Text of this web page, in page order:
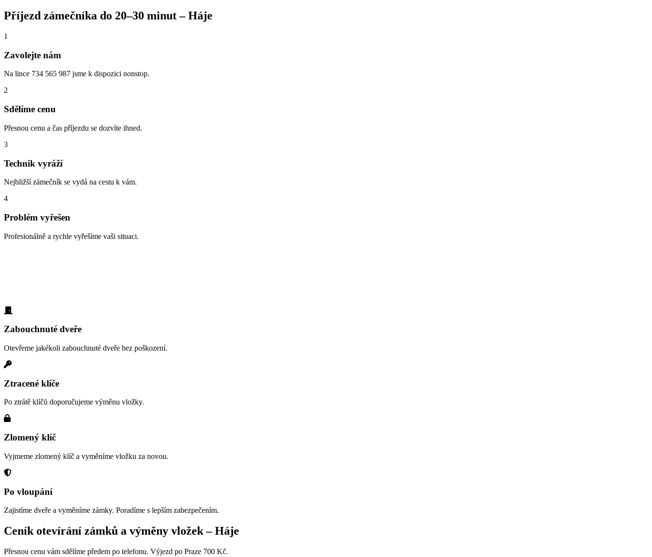
Příjezd zámečníka do 20–30 minut–Háje
1
Zavolejte nám
Na lince 734 565 987 jsme k dispozici nonstop.
2
Sdělíme cenu
Přesnou cenu a čas příjezdu se dozvíte ihned.
3
Technik vyráží
Nejbližší zámečník se vydá na cestu k vám.
4
Problém vyřešen
Profesionálně a rychle vyřešíme vaši situaci.
Zabouchnuté dveře
Otevřeme jakékoli zabouchnuté dveře bez poškození.
Ztracené klíče
Po ztrátě klíčů doporučujeme výměnu vložky.
Zlomený klíč
Vyjmeme zlomený klíč a vyměníme vložku za novou.
Po vloupání
Zajistíme dveře a vyměníme zámky. Poradíme s lepším zabezpečením.
Ceník otevírání zámků a výměny vložek –Háje
Přesnou cenu vám sdělíme předem po telefonu. Výjezd po Praze 700 Kč.